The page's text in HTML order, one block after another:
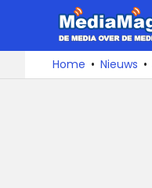
naar
De
media
over
Home Nieuws